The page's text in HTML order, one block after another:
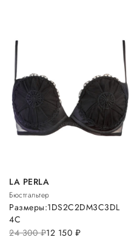
LA PERLA
Бюстгальтер
24 300руб.12 150 руб.
Размеры:1DS2C2DM3C3DL
4C